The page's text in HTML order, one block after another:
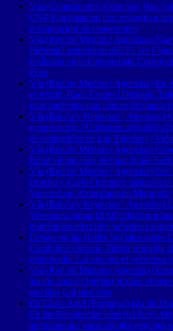
Vía (Contrapunto| Agencias) Han
CNP Fija posición con respecto a la
reasignación de concesiones
Vía (Red de Medios | Agencias)
Informa2 estuvieron allí: El 1er
realizado en la Universidad
éxito
Vía (Red de Medios | Agencias) En
el World Trade Center | Dictarán
para pacientes con cáncer de mama
Vía (Banca y Negocios | Agencias)
recuperación | Gobierno actualizó
desaparecidos en Las Tejerías
Vía (Red de Medios | Agencias)
Band veinte años de buen blues
Vía (Red de Medios | Agencias)
Bracho y Carlos Romero visitaron la
Venezolano Americano de Margarita
Vía (Banca y Negocios | Agencias)
Venezuela suma 18 fallecidos por
municipios afectados informan
Debate en las Redes Sociales sobre
Carabobo: Octavio Táriba respalda
gobernador Lacava por el «proceso
Vía (Red de Medios | Agencias)
acción social | Intylact realizó
suicidio y el mes rosa
En Costa Azul (Porlamar) isla de
En las Residencias Islas del Rey:
apartamentos vacacionales